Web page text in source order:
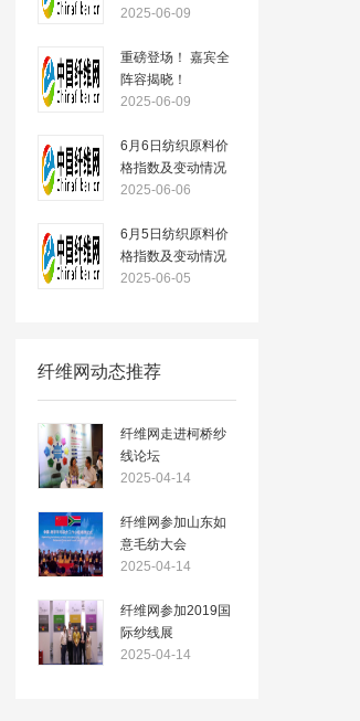
市场行情
2025-06-09
重磅登场！ 嘉宾全
阵容揭晓！
2025-06-09
6月6日纺织原料价
格指数及变动情况
2025-06-06
6月5日纺织原料价
格指数及变动情况
2025-06-05
纤维网动态推荐
纤维网走进柯桥纱
线论坛
2025-04-14
纤维网参加山东如
意毛纺大会
2025-04-14
纤维网参加2019国
际纱线展
2025-04-14